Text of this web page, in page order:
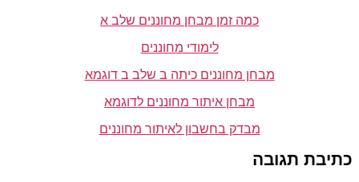
כמה זמן מבחן מחוננים שלב א
לימודי מחוננים
מבחן מחוננים כיתה ב שלב ב דוגמא
מבחן איתור מחוננים לדוגמא
מבדק בחשבון לאיתור מחוננים
כתיבת תגובה